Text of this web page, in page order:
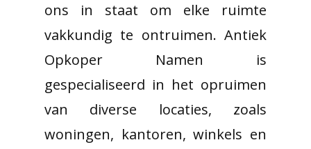
ons in staat om elke ruimte
vakkundig te ontruimen. Antiek
Opkoper Namen is
gespecialiseerd in het opruimen
van diverse locaties, zoals
woningen, kantoren, winkels en